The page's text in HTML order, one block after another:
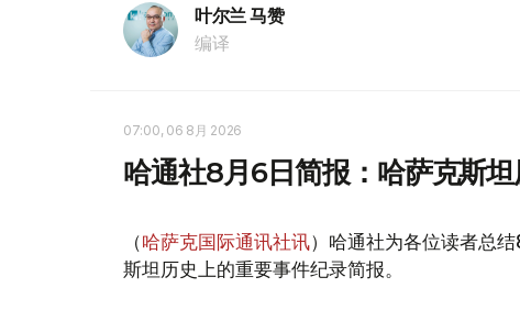
叶尔兰 马赞
编译
07:00, 06 8月 2026
哈通社8月6日简报：哈萨克斯
（哈萨克国际通讯社讯）哈通社为各位读者总
斯坦历史上的重要事件纪录简报。